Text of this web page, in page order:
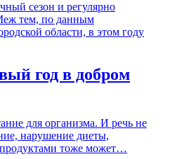
сезон и регулярно
тем, по данным
области, в этом году
год в добром
для организма. И речь не
нарушение диеты,
тоже может…